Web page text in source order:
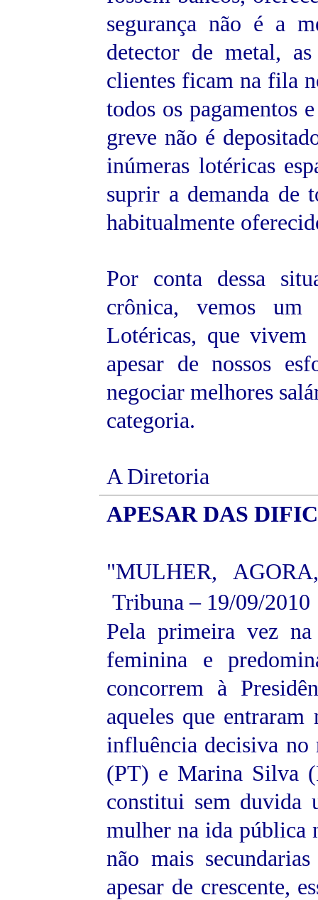
segurança não é a
detector de metal,
clientes ficam na fila
todos os pagamentos
greve não é
inúmeras lotéricas
suprir a demanda de
habitualmente
Por conta dessa
crônica, vemos um
Lotéricas, que vivem
apesar de nossos
negociar melhores
categoria.
A Diretoria
APESAR DAS
"MULHER,
Tribuna – 19/09/2010
Pela primeira vez
feminina e
concorrem à
aqueles que
influência decisiva no
(PT) e Marina Silva
constitui sem duvida
mulher na ida pública
não mais
apesar de crescente,